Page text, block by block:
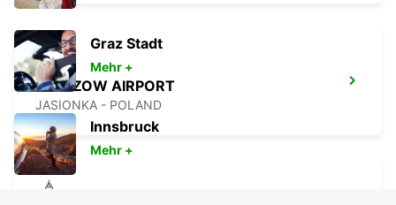
RZESZOW AIRPORT
JASIONKA - POLAND
Graz Stadt
Mehr +
Innsbruck
Mehr +